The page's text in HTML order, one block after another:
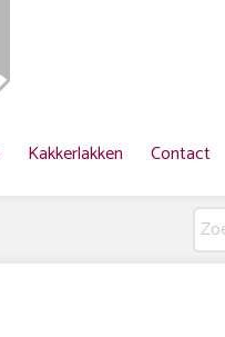
Kakkerlakken Contact